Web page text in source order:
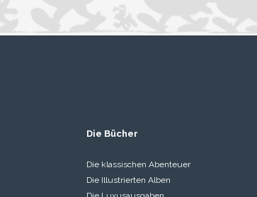
Die Bücher
Die klassischen Abenteuer
Die Illustrierten Alben